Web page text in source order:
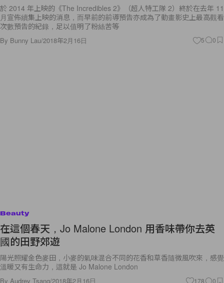
於 2014 年上映的《The Incredibles 2》（超人特工隊 2）終於在去年 11
月宣佈續集上映的消息，而早前的前導預告亦成為了動畫影史上最高觀看
次數預告的紀錄，足以值明了粉絲苦等
By Bunny Lau/2018年2月16日 5 0
Beauty
在這個春天，Jo Malone London 用香味帶你去英
國的田野郊遊
陽光照耀金色麥田，小麥的氣味混合不同的花香和草香隨微風吹來，感覺
溫暖又有生命力，這就是 Jo Malone London
By Audrey Tsang/2018年2月16日 178 0